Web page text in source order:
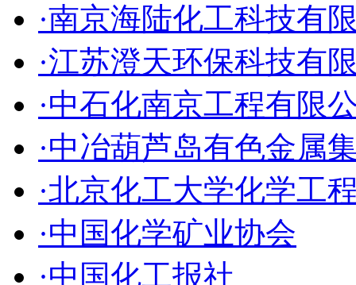
·南京海陆化工科技有
·江苏澄天环保科技有
·中石化南京工程有限
·中冶葫芦岛有色金属
·北京化工大学化学工
·中国化学矿业协会
·中国化工报社